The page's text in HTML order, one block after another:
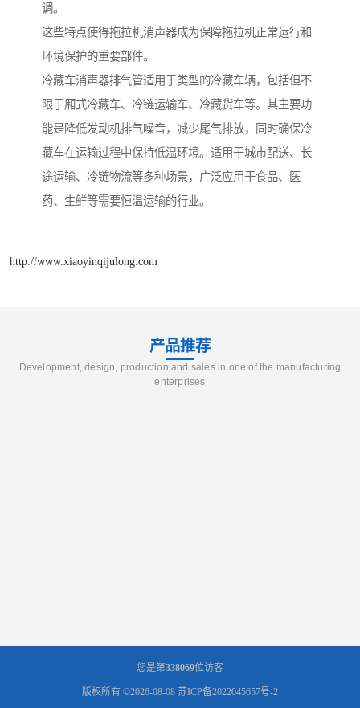
调。
这些特点使得拖拉机消声器成为保障拖拉机正常运行和
环境保护的重要部件。
冷藏车消声器排气管适用于类型的冷藏车辆，包括但不
限于厢式冷藏车、冷链运输车、冷藏货车等。其主要功
能是降低发动机排气噪音，减少尾气排放，同时确保冷
藏车在运输过程中保持低温环境。适用于城市配送、长
途运输、冷链物流等多种场景，广泛应用于食品、医
药、生鲜等需要恒温运输的行业。
http://www.xiaoyinqijulong.com
产品推荐
Development, design, production and sales in one of the manufacturing
enterprises
您是第338069位访客
版权所有 ©2026-08-08 苏ICP备2022045657号-2